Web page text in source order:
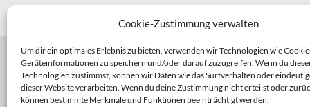
Cookie-Zustimmung verwalten
Um dir ein optimales Erlebnis zu bieten, verwenden wir Technologien wie
Geräteinformationen zu speichern und/oder darauf zuzugreifen. Wenn du
Technologien zustimmst, können wir Daten wie das Surfverhalten oder
dieser Website verarbeiten. Wenn du deine Zustimmung nicht erteilst oder
können bestimmte Merkmale und Funktionen beeinträchtigt werden.